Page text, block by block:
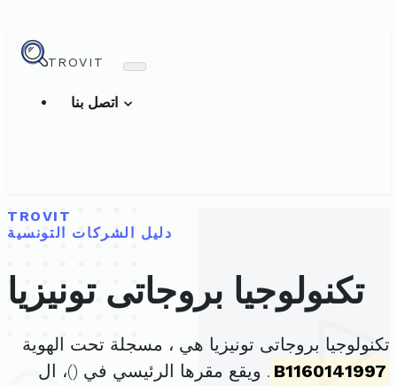
TROVIT
TROVIT
دليل الشركات التونسية
تكنولوجيا بروجاتى تونيزيا
تكنولوجيا بروجاتى تونيزيا هي ، مسجلة تحت الهوية
B1160141997 . ويقع مقرها الرئيسي في ()، ال